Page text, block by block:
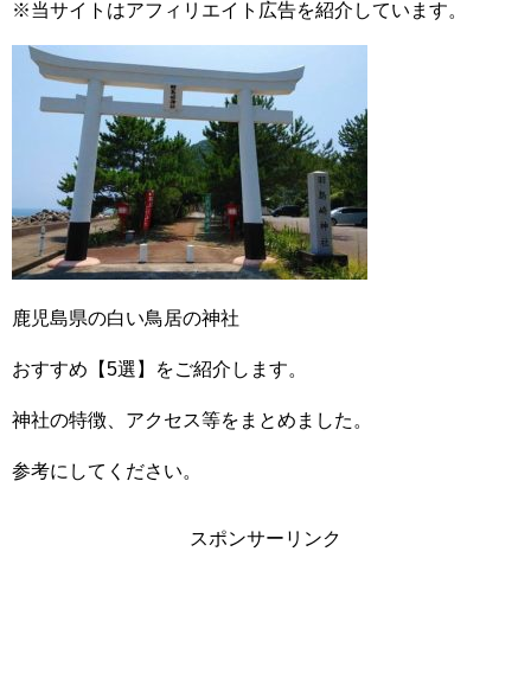
※当サイトはアフィリエイト広告を紹介しています。
鹿児島県の白い鳥居の神社
おすすめ【5選】をご紹介します。
神社の特徴、アクセス等をまとめました。
参考にしてください。
スポンサーリンク